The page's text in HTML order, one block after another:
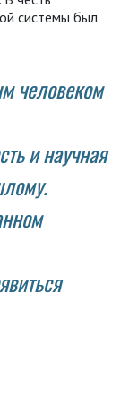
системы был
человеком
и научная